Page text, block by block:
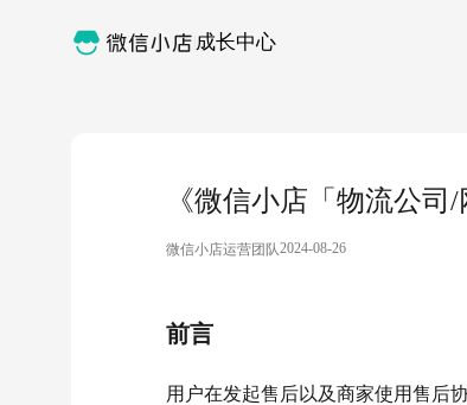
成长中心
《微信小店「物流公司
微信小店运营团队2024-08-26
前言
用户在发起售后以及商家使用售后